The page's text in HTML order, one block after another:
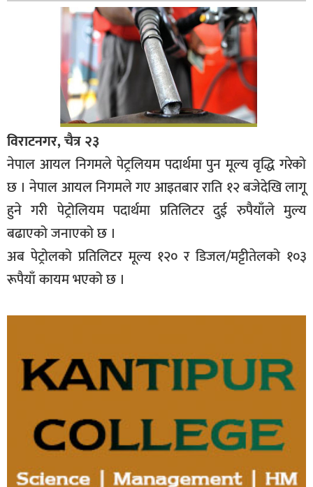
विराटनगर, चैत्र २३
नेपाल आयल निगमले पेट्रलियम पदार्थमा पुन मूल्य वृद्धि गरेको
छ । नेपाल आयल निगमले गए आइतबार राति १२ बजेदेखि लागू
हुने गरी पेट्रोलियम पदार्थमा प्रतिलिटर दुई रुपैयाँले मुल्य
बढाएको जनाएको छ ।
अब पेट्रोलको प्रतिलिटर मूल्य १२० र डिजल/मट्टीतेलको १०३
रूपैयाँ कायम भएको छ ।